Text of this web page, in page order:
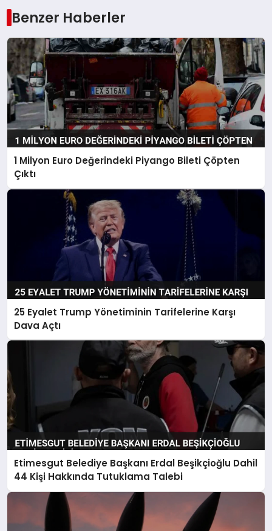
Benzer Haberler
1 Milyon Euro Değerindeki Piyango Bileti Çöpten
Çıktı
25 Eyalet Trump Yönetiminin Tarifelerine Karşı
Dava Açtı
Etimesgut Belediye Başkanı Erdal Beşikçioğlu Dahil
44 Kişi Hakkında Tutuklama Talebi